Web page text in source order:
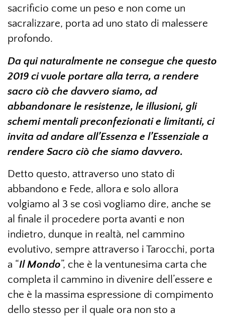
sacrificio come un peso e non come un
sacralizzare, porta ad uno stato di malessere
profondo.
Da qui naturalmente ne consegue che questo
2019 ci vuole portare alla terra, a rendere
sacro ciò che davvero siamo, ad
abbandonare le resistenze, le illusioni, gli
schemi mentali preconfezionati e limitanti, ci
invita ad andare all’Essenza e l’Essenziale a
rendere Sacro ciò che siamo davvero.
Detto questo, attraverso uno stato di
abbandono e Fede, allora e solo allora
volgiamo al 3 se così vogliamo dire, anche se
al finale il procedere porta avanti e non
indietro, dunque in realtà, nel cammino
evolutivo, sempre attraverso i Tarocchi, porta
a “Il Mondo”, che è la ventunesima carta che
completa il cammino in divenire dell’essere e
che è la massima espressione di compimento
dello stesso per il quale ora non sto a